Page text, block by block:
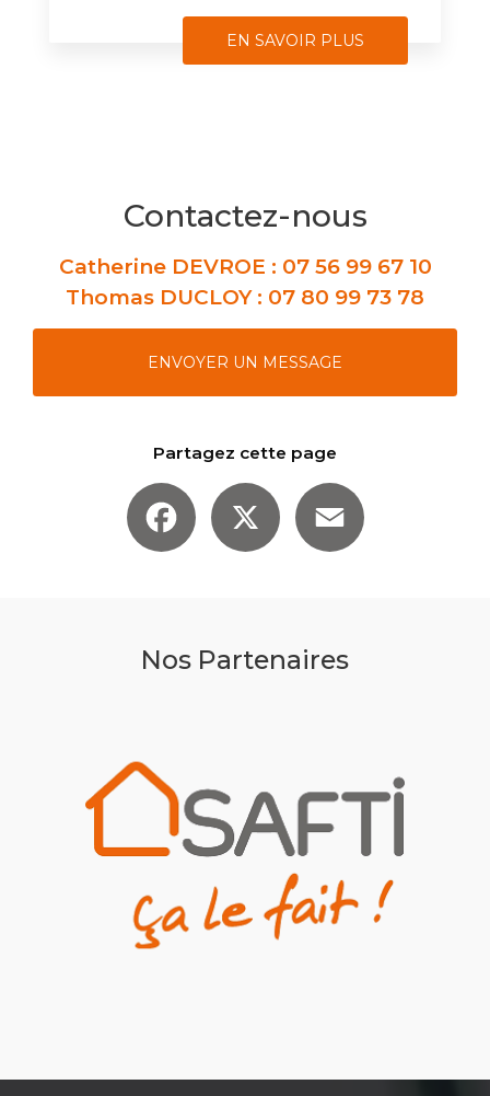
EN SAVOIR PLUS
Contactez-nous
Catherine DEVROE : 07 56 99 67 10
Thomas DUCLOY : 07 80 99 73 78
ENVOYER UN MESSAGE
Partagez cette page
Facebook
Nos Partenaires